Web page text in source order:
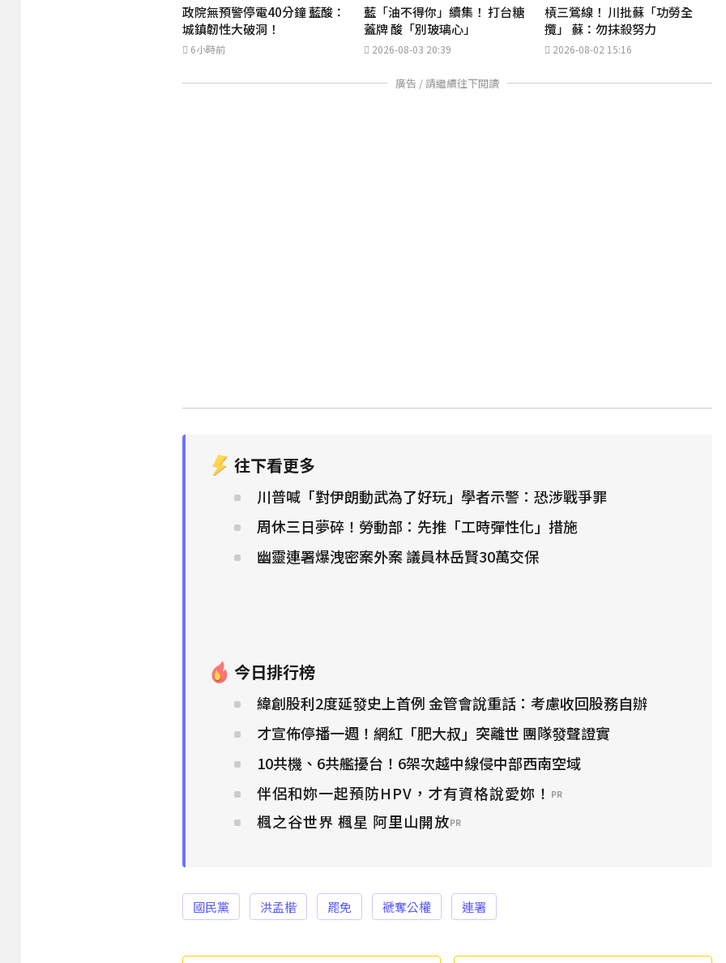
政院無預警停電40分鐘 藍酸：
城鎮韌性大破洞！
6小時前
藍「油不得你」續集！ 打台糖
蓋牌 酸「別玻璃心」
2026-08-03 20:39
槓三鶯線！ 川批蘇「功勞全
攬」 蘇：勿抹殺努力
2026-08-02 15:16
廣告 / 請繼續往下閱讀
往下看更多
川普喊「對伊朗動武為了好玩」學者示警：恐涉戰爭罪
周休三日夢碎！勞動部：先推「工時彈性化」措施
幽靈連署爆洩密案外案 議員林岳賢30萬交保
今日排行榜
緯創股利2度延發史上首例 金管會說重話：考慮收回股務自辦
才宣佈停播一週！網紅「肥大叔」突離世 團隊發聲證實
10共機、6共艦擾台！6架次越中線侵中部西南空域
伴侶和妳一起預防HPV，才有資格說愛妳！ PR
楓之谷世界 楓星 阿里山開放PR
國民黨 洪孟楷 罷免 褫奪公權 連署